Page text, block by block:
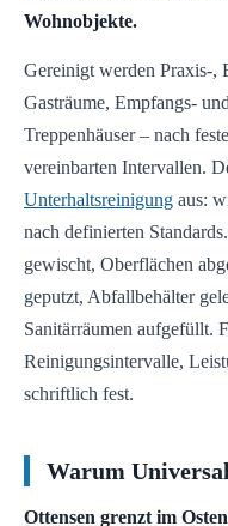
Wohnobjekte.
Gereinigt werden Praxis-,
Gasträume, Empfangs-
Treppenhäuser – nach
vereinbarten Intervallen.
Unterhaltsreinigung aus:
nach definierten
gewischt, Oberflächen
geputzt, Abfallbehälter
Sanitärräumen aufgefüllt.
Reinigungsintervalle,
schriftlich fest.
Warum
Ottensen grenzt im